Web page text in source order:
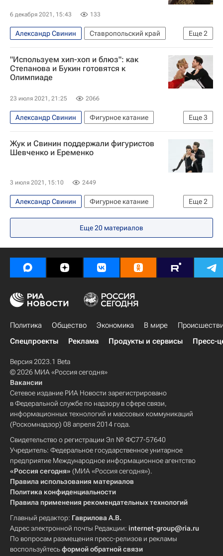
6 декабря 2021, 15:43 133
Еще2
Александр Свинин
Ставропольский край
Экспорт
Россия
"Используем хип-хоп и блюз": как
Степанова и Букин готовятся к
Олимпиаде
23 июля 2021, 21:25 2066
Еще3
Александр Свинин
Фигурное катание
Александра Степанова (фигурное катание)
Иван Букин (фигурное катание)
Ирина Жук
Жук и Свинин поддержали фигуристов
Шевченко и Еременко
3 июля 2021, 15:10 2449
Еще2
Александр Свинин
Фигурное катание
Анастасия Скопцова
Игорь Еременко
Еще20 материалов
Политика Общество Экономика В мире
Спецпроекты
Реклама Продукты и сервисы Пресс-
Версия 2023.1 Beta
© 2026 МИА «Россия сегодня»
Вакансии
Сетевое издание РИА Новости зарегистрировано
в Федеральной службе по надзору в сфере связи,
информационных технологий и массовых коммуникаций
(Роскомнадзор) 08 апреля 2014 года.
Свидетельство о регистрации Эл № ФС77-57640
Учредитель: Федеральное государственное унитарное
предприятие Международное информационное агентство
«Россия сегодня» (МИА «Россия сегодня»).
Правила использования материалов
Политика конфиденциальности
Правила применения рекомендательных технологий
Главный редактор: Гаврилова А.В.
Адрес электронной почты Редакции: internet-group@ria.ru
По вопросам размещения пресс-релизов и рекламы
воспользуйтесьформой обратной связи